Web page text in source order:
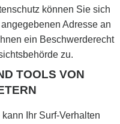
können Sie sich
Adresse an
ein Beschwerderecht
zu.
TOOLS VON
Ihr Surf-Verhalten